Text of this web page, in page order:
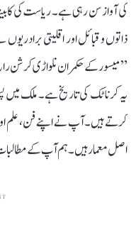
ذاتوں و قبائل اور اقلیتی
’’میسور کے حکمران نلواڑی کرشن راج
کرتے ہیں۔ آپ نے اپنے فن، علم
اصل معمار ہیں۔ ہم آپ کے